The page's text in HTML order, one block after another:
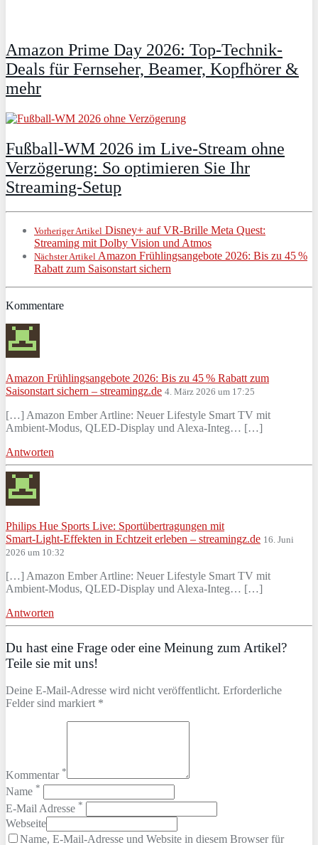
Amazon Prime Day 2026: Top-Technik-
Deals für Fernseher, Beamer, Kopfhörer &
mehr
Fußball-WM 2026 im Live-Stream ohne
Verzögerung: So optimieren Sie Ihr
Streaming-Setup
Vorheriger Artikel Disney+ auf VR-Brille Meta Quest:
Streaming mit Dolby Vision und Atmos
Nächster Artikel Amazon Frühlingsangebote 2026: Bis zu 45 %
Rabatt zum Saisonstart sichern
Kommentare
Amazon Frühlingsangebote 2026: Bis zu 45 % Rabatt zum
Saisonstart sichern – streamingz.de 4. März 2026 um 17:25
[…] Amazon Ember Artline: Neuer Lifestyle Smart TV mit
Ambient‑Modus, QLED‑Display und Alexa‑Integ… […]
Antworten
Philips Hue Sports Live: Sportübertragungen mit
Smart‑Light‑Effekten in Echtzeit erleben – streamingz.de 16. Juni
2026 um 10:32
[…] Amazon Ember Artline: Neuer Lifestyle Smart TV mit
Ambient‑Modus, QLED‑Display und Alexa‑Integ… […]
Antworten
Du hast eine Frage oder eine Meinung zum Artikel?
Teile sie mit uns!
Deine E-Mail-Adresse wird nicht veröffentlicht. Erforderliche
Felder sind markiert *
Kommentar *
Name *
E-Mail Adresse *
Webseite
Name, E-Mail-Adresse und Website in diesem Browser für